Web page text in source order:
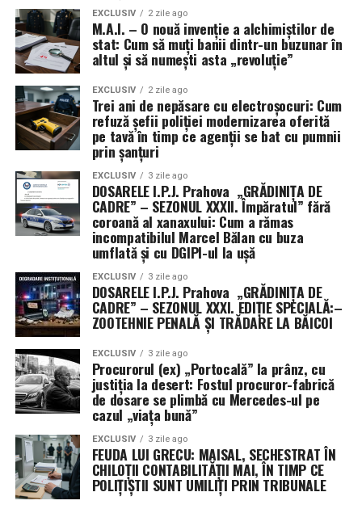
EXCLUSIV 2 zile ago
M.A.I. – O nouă invenție a alchimiștilor de
stat: Cum să muți banii dintr-un buzunar în
altul și să numești asta „revoluție”
EXCLUSIV 2 zile ago
Trei ani de nepăsare cu electroșocuri: Cum
refuză șefii poliției modernizarea oferită
pe tavă în timp ce agenții se bat cu pumnii
prin șanțuri
EXCLUSIV 3 zile ago
DOSARELE I.P.J. Prahova „GRĂDINIȚA DE
CADRE” – SEZONUL XXXII. Împăratul” fără
coroană al xanaxului: Cum a rămas
incompatibilul Marcel Bălan cu buza
umflată și cu DGIPI-ul la ușă
EXCLUSIV 3 zile ago
DOSARELE I.P.J. Prahova „GRĂDINIȚA DE
CADRE” – SEZONUL XXXI. EDIȚIE SPECIALĂ:–
ZOOTEHNIE PENALĂ ȘI TRĂDARE LA BĂICOI
EXCLUSIV 3 zile ago
Procurorul (ex) „Portocală” la prânz, cu
justiția la desert: Fostul procuror-fabrică
de dosare se plimbă cu Mercedes-ul pe
cazul „viața bună”
EXCLUSIV 3 zile ago
FEUDA LUI GRECU: MAISAL, SECHESTRAT ÎN
CHILOȚII CONTABILITĂȚII MAI, ÎN TIMP CE
POLIȚIȘTII SUNT UMILIȚI PRIN TRIBUNALE